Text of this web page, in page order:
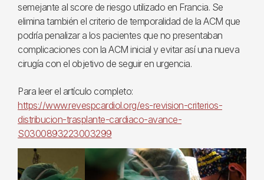
semejante al score de riesgo utilizado en Francia. Se
elimina también el criterio de temporalidad de la ACM que
podría penalizar a los pacientes que no presentaban
complicaciones con la ACM inicial y evitar así una nueva
cirugía con el objetivo de seguir en urgencia.
Para leer el artículo completo:
https://www.revespcardiol.org/es-revision-criterios-
distribucion-trasplante-cardiaco-avance-
S0300893223003299